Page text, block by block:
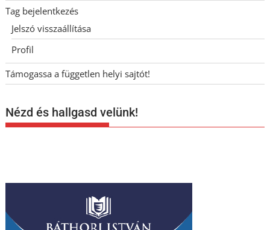
Tag bejelentkezés
Jelszó visszaállítása
Profil
Támogassa a független helyi sajtót!
Nézd és hallgasd velünk!